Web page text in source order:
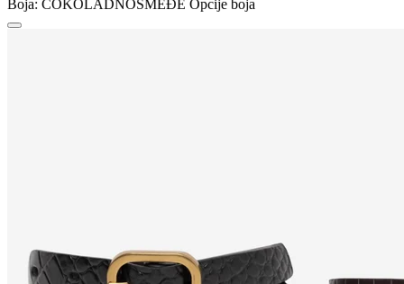
Boja: ČOKOLADNOSMEĐE Opcije boja